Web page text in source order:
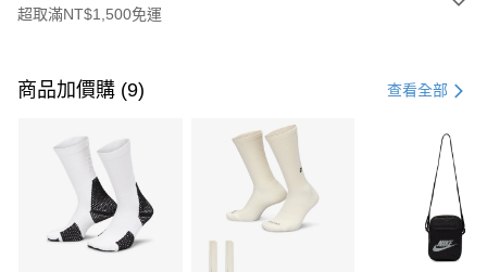
超取滿NT$1,500免運
信用卡一次付款
3 期 0 利率 每期 21家銀行
合作金庫商業銀行
第一商業銀行
華南商業銀行
彰化商業銀行
上海商業儲蓄銀行
Apple Pay
商品加價購 (9) 查看全部